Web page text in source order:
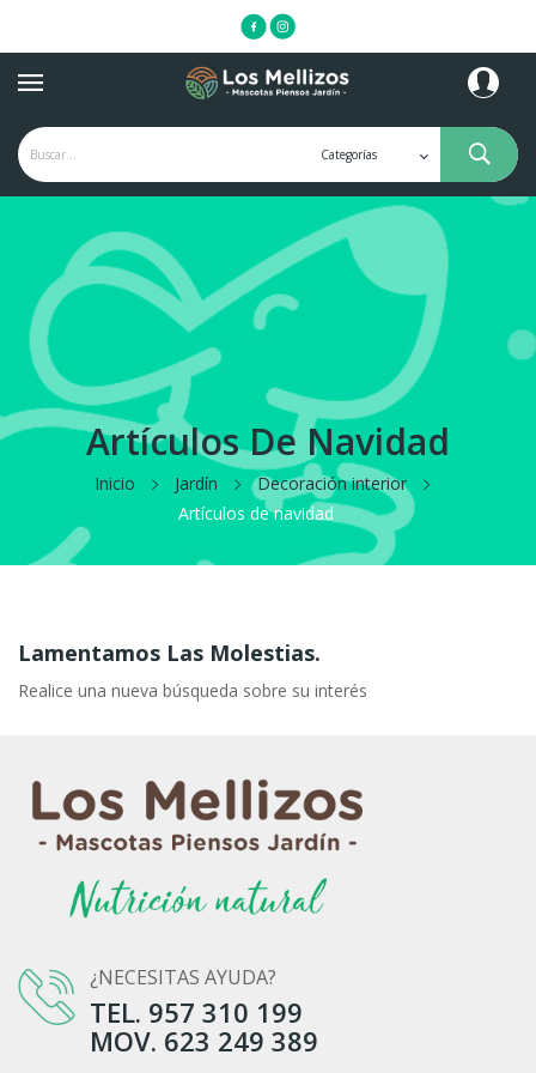
Artículos De Navidad
Inicio Jardín
Decoración interior
Artículos de navidad
Lamentamos Las Molestias.
Realice una nueva búsqueda sobre su interés
¿NECESITAS AYUDA?
TEL. 957 310 199
MOV. 623 249 389